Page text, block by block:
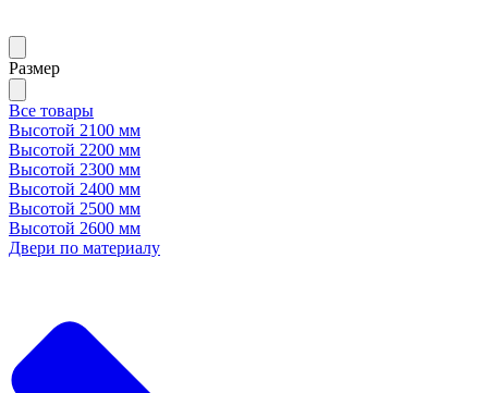
Размер
Все товары
Высотой 2100 мм
Высотой 2200 мм
Высотой 2300 мм
Высотой 2400 мм
Высотой 2500 мм
Высотой 2600 мм
Двери по материалу